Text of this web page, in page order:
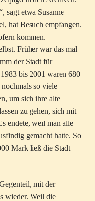
sagt etwa Susanne
hat Besuch empfangen.
kommen,
Früher war das mal
der Stadt für
bis 2001 waren 680
so viele
um sich ihre alte
zu gehen, sich mit
endete, weil man alle
gemacht hatte. So
Mark ließ die Stadt
mit der
wieder. Weil die